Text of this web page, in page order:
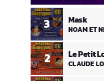
2 Le Petit
CLAUDE
3 Mask
NOAM ET